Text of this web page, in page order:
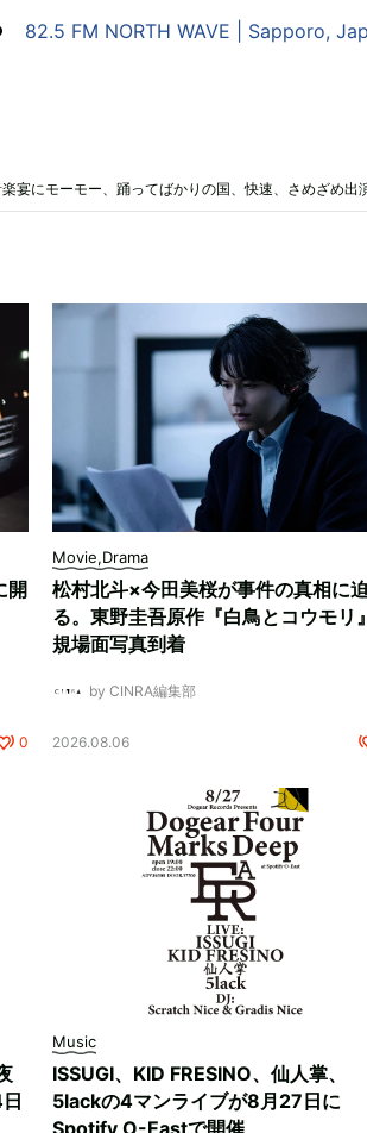
82.5 FM NORTH WAVE | Sapporo,
楽宴にモーモー、踊ってばかりの国、快速、さめざめ出
開
0
Movie,Drama
松村北斗×今田美桜が事件の真相に
る。東野圭吾原作『白鳥とコウモリ
規場面写真到着
by CINRA編集部
2026.08.06
Music
ISSUGI、KID FRESINO、仙人掌、
5lackの4マンライブが8月27日に
Spotify O-Eastで開催